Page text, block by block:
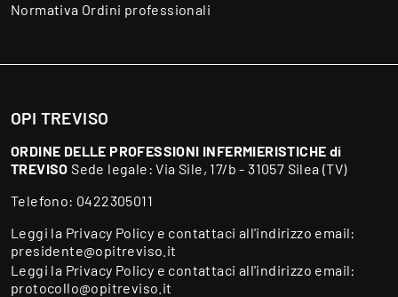
Normativa Ordini professionali
OPI TREVISO
ORDINE DELLE PROFESSIONI INFERMIERISTICHE di
TREVISO Sede legale: Via Sile, 17/b - 31057 Silea (TV)
Telefono: 0422305011
Leggi la Privacy Policy e contattaci all'indirizzo email:
presidente@opitreviso.it
Leggi la Privacy Policy e contattaci all'indirizzo email:
protocollo@opitreviso.it